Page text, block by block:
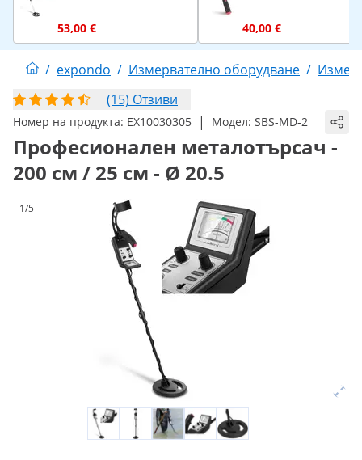
53,00 € 40,00 €
/ expondo / Измервателно оборудване /
(15) Отзиви
Номер на продукта: EX10030305 | Модел: SBS-MD-2
Професионален металотърсач -
200 см / 25 см - Ø 20.5
1/5